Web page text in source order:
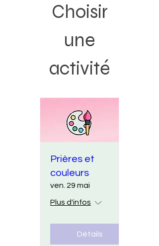
Choisir
une
activité
Prières et
couleurs
ven. 29 mai
Plus d'infos
Détails